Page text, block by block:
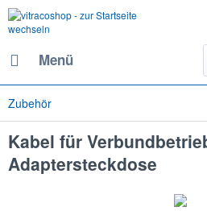
Menü
Zubehör
Kabel für
Adaptersteckdose